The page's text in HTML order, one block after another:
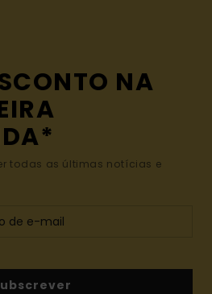
NA
todas as últimas notícias e